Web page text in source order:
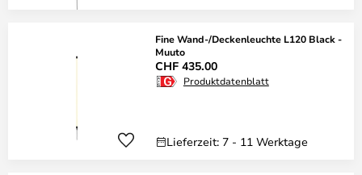
Fine Wand-/Deckenleuchte L120 Black -
Muuto
CHF 435.00
Produktdatenblatt
Lieferzeit: 7 - 11 Werktage